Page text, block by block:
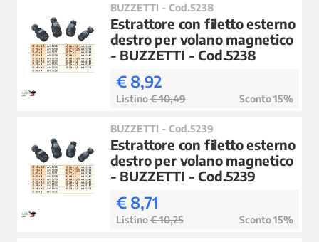
BUZZETTI - Cod.5238
Estrattore con filetto esterno
destro per volano magnetico
- BUZZETTI - Cod.5238
€ 8,92
Listino€ 10,49 Sconto 15%
BUZZETTI - Cod.5239
Estrattore con filetto esterno
destro per volano magnetico
- BUZZETTI - Cod.5239
€ 8,71
Listino€ 10,25 Sconto 15%